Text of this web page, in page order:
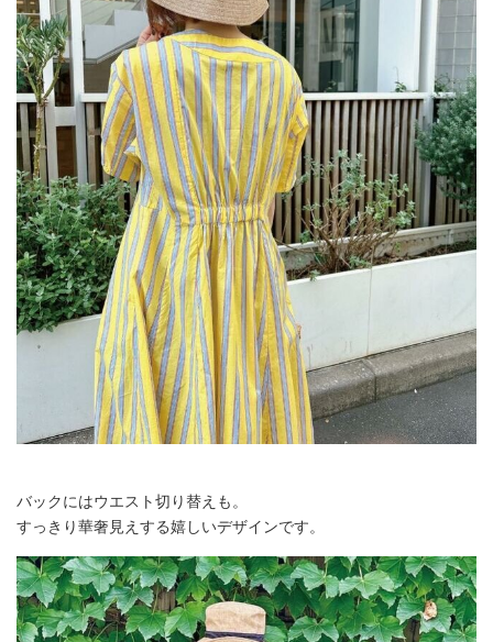
バックにはウエスト切り替えも。
すっきり華奢見えする嬉しいデザインです。